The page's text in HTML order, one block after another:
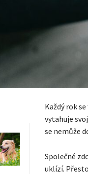
Každý rok
vytahuje
se nemůže
Společné
uklízí.